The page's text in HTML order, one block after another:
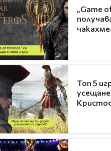
„Game
Топ 5